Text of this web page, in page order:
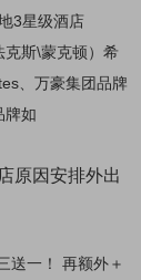
3星级酒店
克斯\蒙克顿）希
、万豪集团品牌
牌如
原因安排外出
送一！ 再额外＋